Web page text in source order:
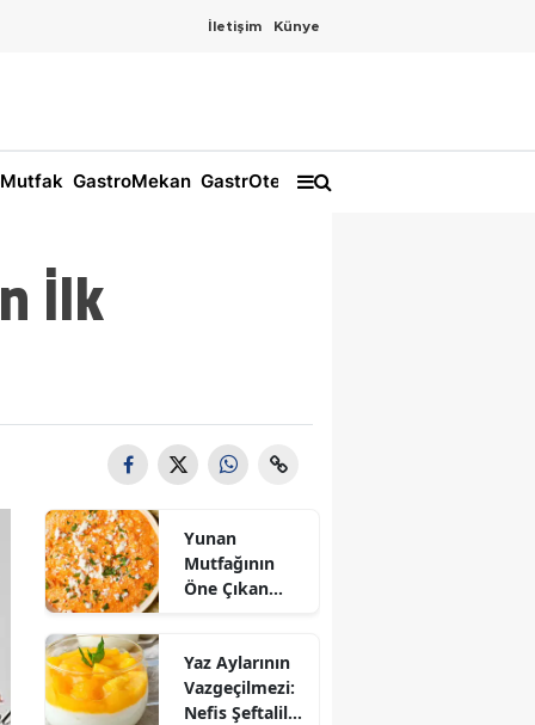
İletişim Künye
GastroMekan GastrOtel
İlk
Yunan
Mutfağının
Öne Çıkan
Nasıl Yapılır?
Yaz Aylarının
Vazgeçilmezi:
Nefis Şeftalili